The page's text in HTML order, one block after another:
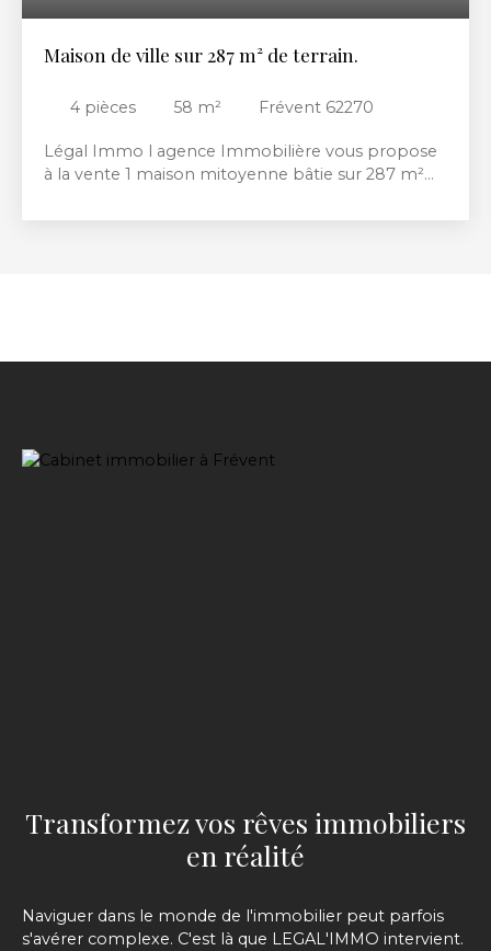
Maison de ville sur 287 m² de terrain.
4 pièces 58 m² Frévent 62270
Légal Immo l agence Immobilière vous propose
à la vente 1 maison mitoyenne bâtie sur 287 m²
équipée, salle de bains, wc, buanderie. Etage 1
Transformez vos rêves immobiliers
en réalité
Naviguer dans le monde de l'immobilier peut parfois
s'avérer complexe. C'est là que LEGAL'IMMO intervient.